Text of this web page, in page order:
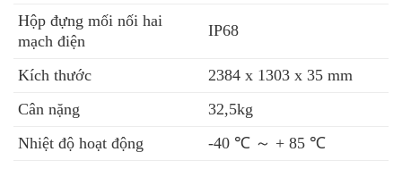
Hộp đựng mối nối hai
mạch điện
IP68
Kích thước
2384 x 1303 x 35 mm
Cân nặng
32,5kg
Nhiệt độ hoạt động
-40 ℃ ～ + 85 ℃